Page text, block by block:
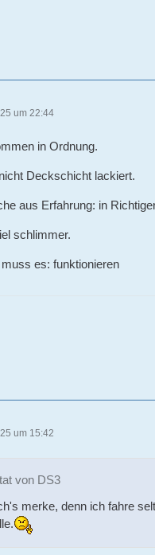
um 22:44
in Ordnung.
Deckschicht lackiert.
aus Erfahrung: in
schlimmer.
es: funktionieren
um 15:42
von DS3
merke, denn ich fahre